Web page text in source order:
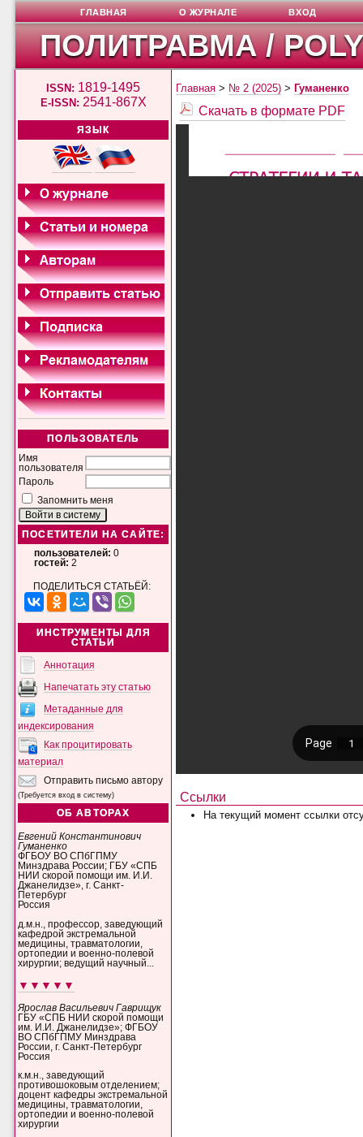
ПОЛИТРАВМА /
ISSN: 1819-1495
E-ISSN: 2541-867X
ЯЗЫК
ПОЛЬЗОВАТЕЛЬ
Имя
пользователя
Пароль
Запомнить меня
ПОСЕТИТЕЛИ НА САЙТЕ:
пользователей: 0
гостей: 2
ПОДЕЛИТЬСЯ СТАТЬЁЙ:
ИНСТРУМЕНТЫ ДЛЯ
СТАТЬИ
Аннотация
Напечатать эту статью
Метаданные для
индексирования
Как процитировать
материал
Отправить письмо автору
(Требуется вход в систему)
ОБ АВТОРАХ
Евгений Константинович
Гуманенко
ФГБОУ ВО СПбГПМУ
Минздрава России; ГБУ «СПБ
НИИ скорой помощи им. И.И.
Джанелидзе», г. Санкт-
Петербург
Россия
д.м.н., профессор, заведующий
кафедрой экстремальной
медицины, травматологии,
ортопедии и военно-полевой
хирургии; ведущий научный...
▼▼▼▼▼
Ярослав Васильевич Гаврищук
ГБУ «СПБ НИИ скорой помощи
им. И.И. Джанелидзе»; ФГБОУ
ВО СПбГПМУ Минздрава
России, г. Санкт-Петербург
Россия
к.м.н., заведующий
противошоковым отделением;
доцент кафедры экстремальной
медицины, травматологии,
ортопедии и военно-полевой
хирургии
ГЛАВНАЯ О ЖУРНАЛЕ ВХОД
Главная > № 2 (2025) > Гуманенко
Скачать в формате PDF
Ссылки
На текущий момент ссылки